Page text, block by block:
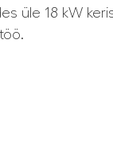
üle 18 kW